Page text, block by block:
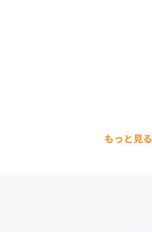
もっと見る